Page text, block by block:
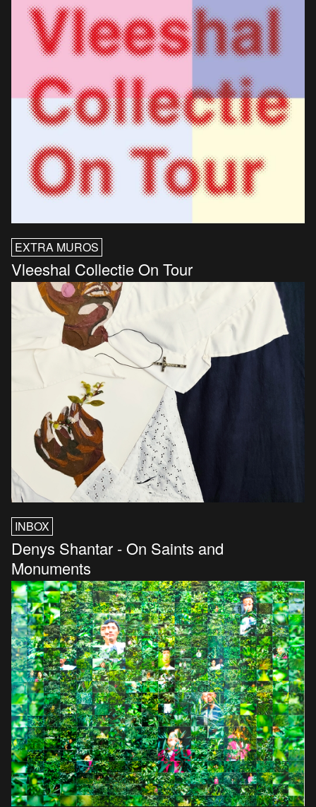
EXTRA MUROS
Vleeshal Collectie On Tour
INBOX
Denys Shantar - On Saints and
Monuments